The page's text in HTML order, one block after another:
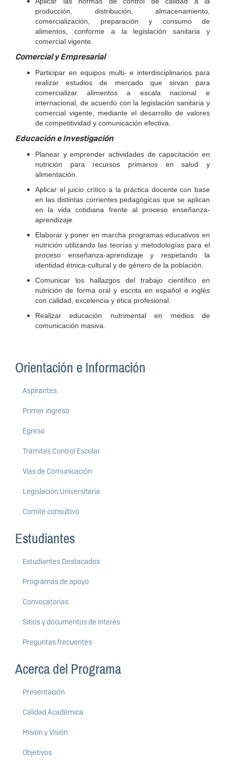
producción, distribución, al­macenamiento,
comercialización, preparación y consumo de
alimentos, conforme a la legislación sanitaria y
comercial vigente.
Comercial y Empresarial
Participar en equipos multi- e interdisciplinarios para
realizar estudios de mercado que sirvan para
comercializar alimentos a escala nacio­nal e
internacional, de acuerdo con la legislación sanitaria y
comer­cial vigente, mediante el desarrollo de valores
de competitividad y comunicación efectiva.
Educación e Investigación
Planear y emprender actividades de capacitación en
nutrición para recur­sos primarios en salud y
alimentación.
Aplicar el juicio crítico a la práctica docente con base
en las distintas co­rrientes pedagógicas que se aplican
en la vida cotidiana frente al proceso enseñanza-
aprendizaje.
Elaborar y poner en marcha programas educativos en
nutrición utilizando las teorías y metodologías para el
proceso enseñanza-aprendizaje y res­petando la
identidad étnica-cultural y de género de la población.
Comunicar los hallazgos del trabajo científico en
nutrición de forma oral y escrita en español e inglés
con calidad, excelencia y ética profesional.
Realizar educación nutrimental en medios de
comunicación masiva.
Orientación e Información
Aspirantes
Primer ingreso
Egreso
Trámites Control Escolar
Vías de Comunicación
Legislación Universitaria
Comité consultivo
Estudiantes
Estudiantes Destacados
Programas de apoyo
Convocatorias
Sitios y documentos de interés
Preguntas frecuentes
Acerca del Programa
Presentación
Calidad Académica
Misión y Visión
Objetivos